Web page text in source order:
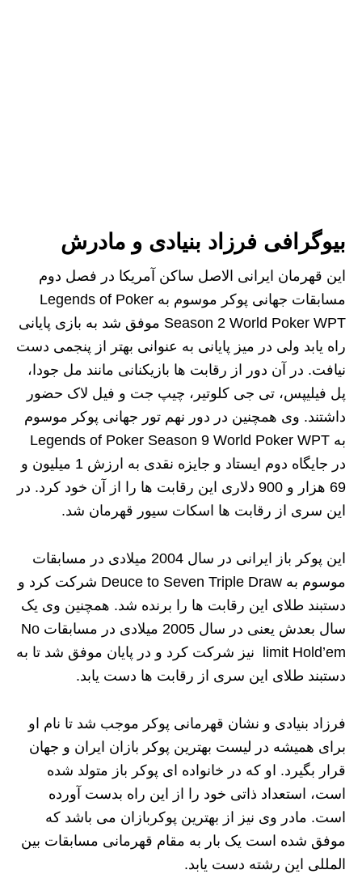
بیوگرافی فرزاد بنیادی و مادرش
این قهرمان ایرانی الاصل ساکن آمریکا در فصل دوم
مسابقات جهانی پوکر موسوم به Legends of Poker
Season 2 World Poker WPT موفق شد به بازی پایانی
راه یابد ولی در میز پایانی به عنوانی بهتر از پنجمی دست
نیافت. در آن دور از رقابت ها بازیکنانی مانند مل جودا،
پل فیلیپس، تی جی کلوتیر، چیپ جت و فیل لاک حضور
داشتند. وی همچنین در دور نهم تور جهانی پوکر موسوم
به Legends of Poker Season 9 World Poker WPT
در جایگاه دوم ایستاد و جایزه نقدی به ارزش 1 میلیون و
69 هزار و 900 دلاری این رقابت ها را از آن خود کرد. در
این سری از رقابت ها اسکات سیور قهرمان شد.
این پوکر باز ایرانی در سال 2004 میلادی در مسابقات
موسوم به Deuce to Seven Triple Draw شرکت کرد و
دستبند طلای این رقابت ها را برنده شد. همچنین وی یک
سال بعدش یعنی در سال 2005 میلادی در مسابقات No
limit Hold’em نیز شرکت کرد و در پایان موفق شد تا به
دستبند طلای این سری از رقابت ها دست یابد.
فرزاد بنیادی و نشان قهرمانی پوکر موجب شد تا نام او
برای همیشه در لیست بهترین پوکر بازان ایران و جهان
قرار بگیرد. او که در خانواده ای پوکر باز متولد شده
است، استعداد ذاتی خود را از این راه بدست آورده
است. مادر وی نیز از بهترین پوکربازان می باشد که
موفق شده است یک بار به مقام قهرمانی مسابقات بین
المللی این رشته دست یابد.